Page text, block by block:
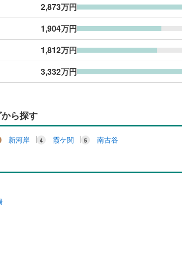
2,873万円
1,904万円
1,812万円
3,332万円
ら探す
新河岸 霞ケ関 南古谷